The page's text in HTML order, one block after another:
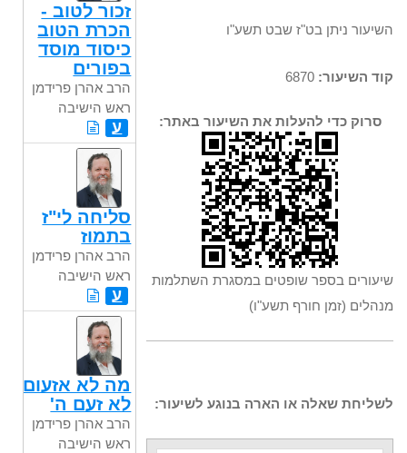
השיעור ניתן בט"ז שבט תשע"ו
קוד השיעור:
סרוק כדי להעלות את השיעור באתר:
שיעורים בספר שופטים במסגרת השתלמות
מנהלים (זמן חורף תשע"ו)
לשליחת שאלה או הארה בנוגע לשיעור:
זכור לטוב -
הכרת הטוב
כיסוד מוסד
בפורים
הרב אהרן פרידמן
ראש הישיבה
ע
סליחה לי"ז
בתמוז
הרב אהרן פרידמן
ראש הישיבה
ע
מה לא אזעום
לא זעם ה'
הרב אהרן פרידמן
ראש הישיבה